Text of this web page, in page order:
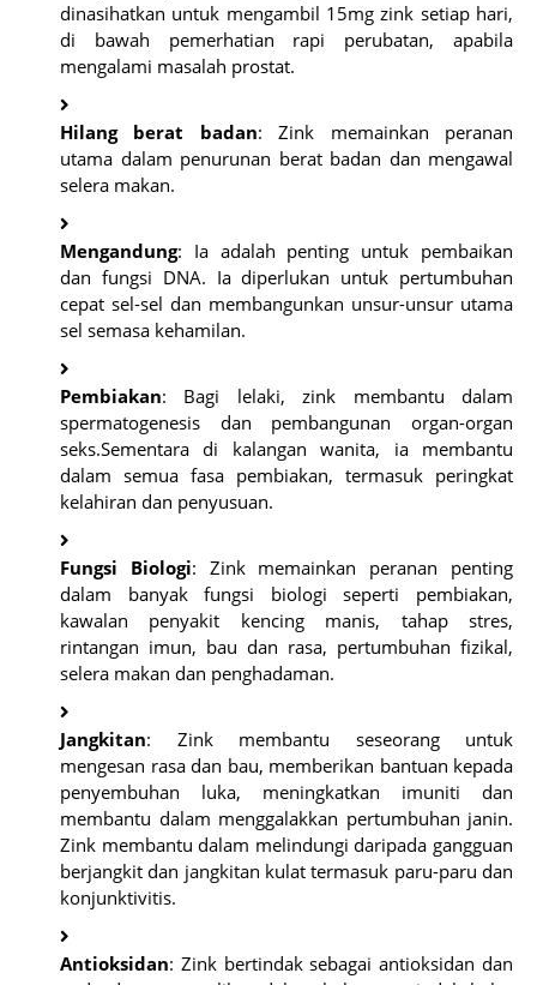
dinasihatkan untuk mengambil 15mg zink setiap hari,
di bawah pemerhatian rapi perubatan, apabila
mengalami masalah prostat.
Hilang berat badan: Zink memainkan peranan
utama dalam penurunan berat badan dan mengawal
selera makan.
Mengandung: Ia adalah penting untuk pembaikan
dan fungsi DNA. Ia diperlukan untuk pertumbuhan
cepat sel-sel dan membangunkan unsur-unsur utama
sel semasa kehamilan.
Pembiakan: Bagi lelaki, zink membantu dalam
spermatogenesis dan pembangunan organ-organ
seks.Sementara di kalangan wanita, ia membantu
dalam semua fasa pembiakan, termasuk peringkat
kelahiran dan penyusuan.
Fungsi Biologi: Zink memainkan peranan penting
dalam banyak fungsi biologi seperti pembiakan,
kawalan penyakit kencing manis, tahap stres,
rintangan imun, bau dan rasa, pertumbuhan fizikal,
selera makan dan penghadaman.
Jangkitan: Zink membantu seseorang untuk
mengesan rasa dan bau, memberikan bantuan kepada
penyembuhan luka, meningkatkan imuniti dan
membantu dalam menggalakkan pertumbuhan janin.
Zink membantu dalam melindungi daripada gangguan
berjangkit dan jangkitan kulat termasuk paru-paru dan
konjunktivitis.
Antioksidan: Zink bertindak sebagai antioksidan dan